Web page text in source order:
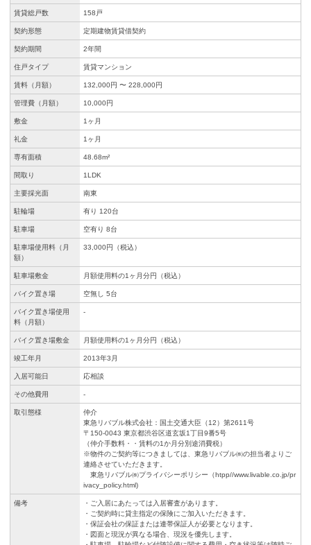
賃貸総戸数 158戸
契約形態 定期建物賃貸借契約
契約期間 2年間
住戸タイプ 賃貸マンション
賃料（月額） 132,000円 〜 228,000円
管理費（月額） 10,000円
敷金 1ヶ月
礼金 1ヶ月
専有面積 48.68m²
間取り 1LDK
主要採光面 南東
駐輪場 有り 120台
駐車場 空有り 8台
駐車場使用料（月
額）
33,000円（税込）
駐車場敷金 月額使用料の1ヶ月分円（税込）
バイク置き場 空無し 5台
バイク置き場使用
料（月額）
-
バイク置き場敷金 月額使用料の1ヶ月分円（税込）
竣工年月 2013年3月
入居可能日 応相談
その他費用 -
取引態様
仲介
東急リバブル株式会社：国土交通大臣（12）第2611号
〒150-0043 東京都渋谷区道玄坂1丁目9番5号
（仲介手数料・・賃料の1か月分別途消費税）
※物件のご契約等につきましては、東急リバブル㈱の担当者よりご
連絡させていただきます。
東急リバブル㈱プライバシーポリシー（htpp//www.livable.co.jp/pr
ivacy_policy.html)
備考
・ご入居にあたっては入居審査があります。
・ご契約時に貸主指定の保険にご加入いただきます。
・保証会社の保証または連帯保証人が必要となります。
・図面と現況が異なる場合、現況を優先します。